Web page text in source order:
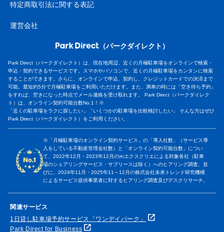
特定商取引法に関する表記
運営会社
（パークダイレクト）
Park Direct（パークダイレクト）は、現在地周辺、近くの月極駐車場をオンラインで検索・
申込・契約できるサービスです。スマホやパソコンで、近くの月極駐車場をカンタンに検索
することができます。さらに、オンラインで申込、契約し、クレジットカードでの決済まで
可能。最短約5分で月極駐車場をご利用いただけます。また、満車の時には「空き待ち予約」
をすれば、空きになった時点でメール連絡を受け取れます。 Park Direct（パークダイレク
ト）は、オンライン契約可能台数No.1！※
「近くの駐車場をラクに探したい」「いくつかの駐車場を比較検討したい」 そんな方はぜひ
Park Direct（パークダイレクト）をご利用ください。
※「月極駐車場のオンライン契約サービス」の「導入社数」（サービス導
入をしている不動産管理会社数）と「オンライン契約可能台数」につい
て、2022年12月・2023年12月の㈱エクスクリエによる対象各社（駐車
場のシェアリングサービス・サブリースは除く）へのヒアリング調査、並
びに、2024年11月・2025年11～12月の株式会社未来トレンド研究機構
によるサービス提供事業者に対するヒアリング調査及びデスクリサーチ。
関連サービス
1日貸し駐車場予約サービス「ワンデイパーク」
Park Direct for Business